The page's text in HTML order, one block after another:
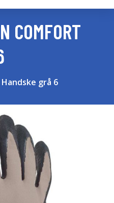
COMFORT
grå 6